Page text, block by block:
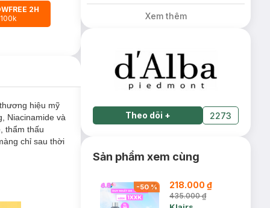
2H
hiệu mỹ
Niacinamide và
thẩm thấu
chỉ sau thời
Xem thêm
Theo dõi + 2273
Sản phẩm xem cùng
-50% 218.000 ₫
435.000 ₫